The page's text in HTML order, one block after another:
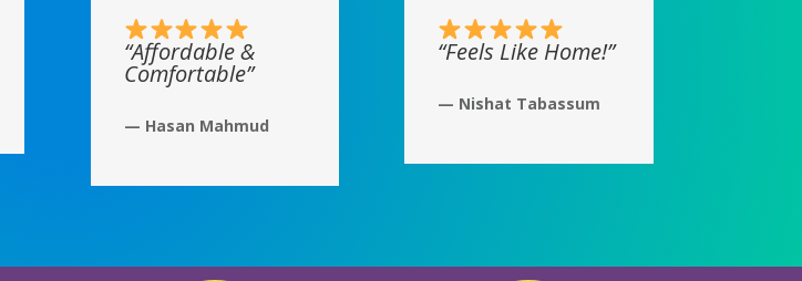
“Affordable &
Comfortable”
— Hasan Mahmud
“Feels Like Home!”
— Nishat Tabassum